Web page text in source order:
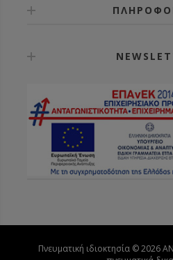
Πνευματική ιδιοκτησία © 2026